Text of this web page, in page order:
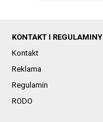
KONTAKT I REGULAMINY
Kontakt
Reklama
Regulamin
RODO